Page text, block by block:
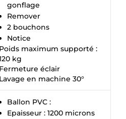
gonflage
Remover
2 bouchons
Notice
Poids maximum supporté :
kg
Fermeture éclair
Lavage en machine 30°
Ballon PVC :
Epaisseur : 1200 microns